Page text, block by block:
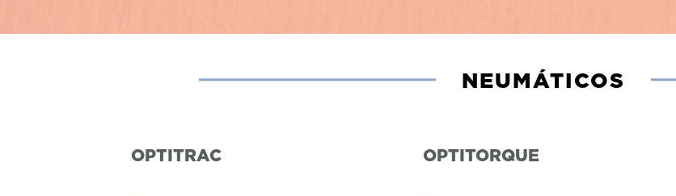
NEUMÁTICOS
OPTITRAC OPTITORQUE